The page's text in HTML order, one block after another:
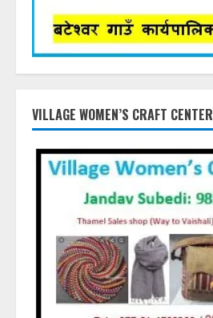
VILLAGE WOMEN’S CRAFT CENTER